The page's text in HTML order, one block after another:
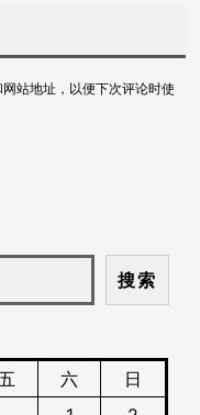
站地址，以便下次评论时使
搜索
六
日